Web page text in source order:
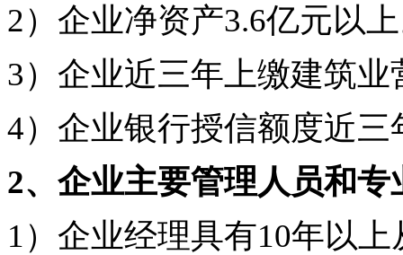
2）企业净资产3.6亿元以
3）企业近三年上缴建筑
4）企业银行授信额度近
2、企业主要管理人员和
1）企业经理具有10年以